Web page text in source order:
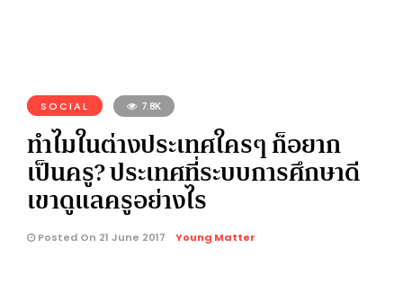
SOCIAL 7.8K
ทำไมในต่างประเทศใครๆ ก็อยาก
เป็นครู? ประเทศที่ระบบการศึกษาดี
เขาดูแลครูอย่างไร
Posted On 21 June 2017 Young Matter